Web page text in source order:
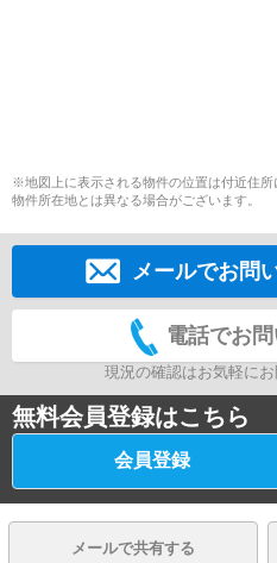
※地図上に表示される物件の位置は付近住
物件所在地とは異なる場合がございます。
メールでお問
電話でお
現況の確認はお気軽にお
無料会員登録はこちら
会員登録
メールで共有する